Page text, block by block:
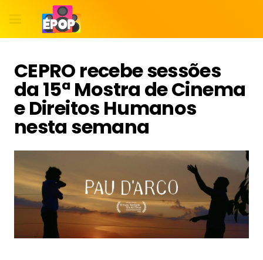
CEPRO recebe sessões
da 15ª Mostra de Cinema
e Direitos Humanos
nesta semana